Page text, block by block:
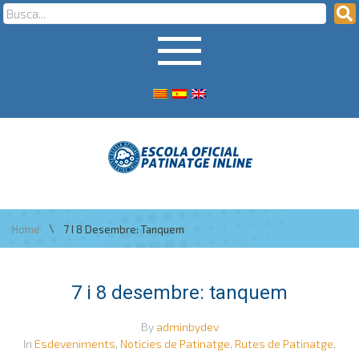
Home \ 7 I 8 Desembre: Tanquem
7 i 8 desembre: tanquem
By adminbydev
In Esdeveniments, Noticies de Patinatge, Rutes de Patinatge,